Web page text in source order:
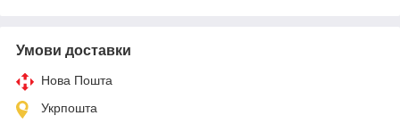
Умови доставки
Нова Пошта
Укрпошта